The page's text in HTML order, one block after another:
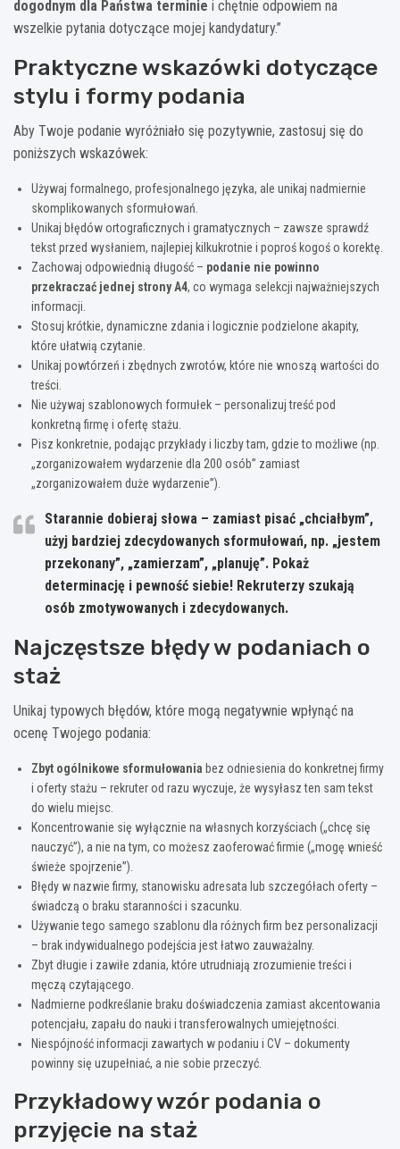
dogodnym dla Państwa terminie i chętnie odpowiem na
wszelkie pytania dotyczące mojej kandydatury.”
Praktyczne wskazówki dotyczące
stylu i formy podania
Aby Twoje podanie wyróżniało się pozytywnie, zastosuj się do
poniższych wskazówek:
Używaj formalnego, profesjonalnego języka, ale unikaj nadmiernie
skomplikowanych sformułowań.
Unikaj błędów ortograficznych i gramatycznych – zawsze sprawdź
tekst przed wysłaniem, najlepiej kilkukrotnie i poproś kogoś o korektę.
Zachowaj odpowiednią długość – podanie nie powinno
przekraczać jednej strony A4, co wymaga selekcji najważniejszych
informacji.
Stosuj krótkie, dynamiczne zdania i logicznie podzielone akapity,
które ułatwią czytanie.
Unikaj powtórzeń i zbędnych zwrotów, które nie wnoszą wartości do
treści.
Nie używaj szablonowych formułek – personalizuj treść pod
konkretną firmę i ofertę stażu.
Pisz konkretnie, podając przykłady i liczby tam, gdzie to możliwe (np.
„zorganizowałem wydarzenie dla 200 osób” zamiast
„zorganizowałem duże wydarzenie”).
Starannie dobieraj słowa – zamiast pisać „chciałbym”,
użyj bardziej zdecydowanych sformułowań, np. „jestem
przekonany”, „zamierzam”, „planuję”. Pokaż
determinację i pewność siebie! Rekruterzy szukają
osób zmotywowanych i zdecydowanych.
Najczęstsze błędy w podaniach o
staż
Unikaj typowych błędów, które mogą negatywnie wpłynąć na
ocenę Twojego podania:
Zbyt ogólnikowe sformułowania bez odniesienia do konkretnej firmy
i oferty stażu – rekruter od razu wyczuje, że wysyłasz ten sam tekst
do wielu miejsc.
Koncentrowanie się wyłącznie na własnych korzyściach („chcę się
nauczyć”), a nie na tym, co możesz zaoferować firmie („mogę wnieść
świeże spojrzenie”).
Błędy w nazwie firmy, stanowisku adresata lub szczegółach oferty –
świadczą o braku staranności i szacunku.
Używanie tego samego szablonu dla różnych firm bez personalizacji
– brak indywidualnego podejścia jest łatwo zauważalny.
Zbyt długie i zawiłe zdania, które utrudniają zrozumienie treści i
męczą czytającego.
Nadmierne podkreślanie braku doświadczenia zamiast akcentowania
potencjału, zapału do nauki i transferowalnych umiejętności.
Niespójność informacji zawartych w podaniu i CV – dokumenty
powinny się uzupełniać, a nie sobie przeczyć.
Przykładowy wzór podania o
przyjęcie na staż